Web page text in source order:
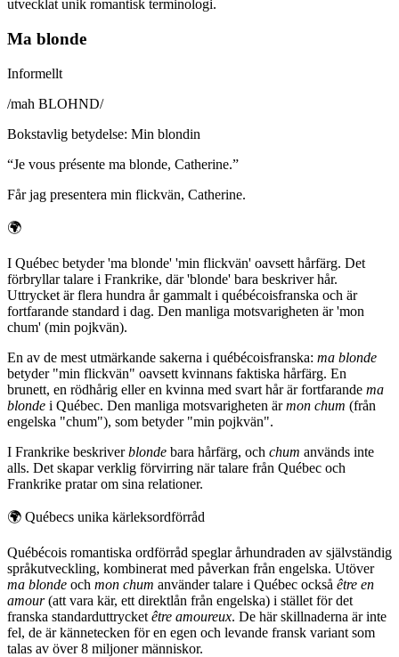
utvecklat unik romantisk terminologi.
Ma blonde
Informellt
/mah BLOHND/
Bokstavlig betydelse: Min blondin
“Je vous présente ma blonde, Catherine.”
Får jag presentera min flickvän, Catherine.
🌍
I Québec betyder 'ma blonde' 'min flickvän' oavsett hårfärg. Det
förbryllar talare i Frankrike, där 'blonde' bara beskriver hår.
Uttrycket är flera hundra år gammalt i québécoisfranska och är
fortfarande standard i dag. Den manliga motsvarigheten är 'mon
chum' (min pojkvän).
En av de mest utmärkande sakerna i québécoisfranska: ma blonde
betyder "min flickvän" oavsett kvinnans faktiska hårfärg. En
brunett, en rödhårig eller en kvinna med svart hår är fortfarande ma
blonde i Québec. Den manliga motsvarigheten ärmon chum (från
engelska "chum"), som betyder "min pojkvän".
I Frankrike beskriverblonde bara hårfärg, och chum används inte
alls. Det skapar verklig förvirring när talare från Québec och
Frankrike pratar om sina relationer.
🌍 Québecs unika kärleksordförråd
Québécois romantiska ordförråd speglar århundraden av självständig
språkutveckling, kombinerat med påverkan från engelska. Utöver
ma blonde och mon chum använder talare i Québec också être en
amour(att vara kär, ett direktlån från engelska) i stället för det
franska standarduttrycket être amoureux. De här skillnaderna är inte
fel, de är kännetecken för en egen och levande fransk variant som
talas av över 8 miljoner människor.